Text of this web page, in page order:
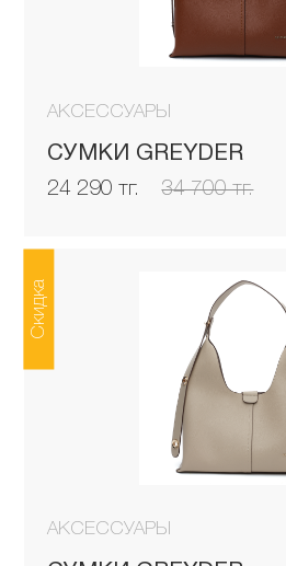
АКСЕССУАРЫ
СУМКИ GREYDER
24 290 тг. 34 700 тг.
АКСЕССУАРЫ
Скидка